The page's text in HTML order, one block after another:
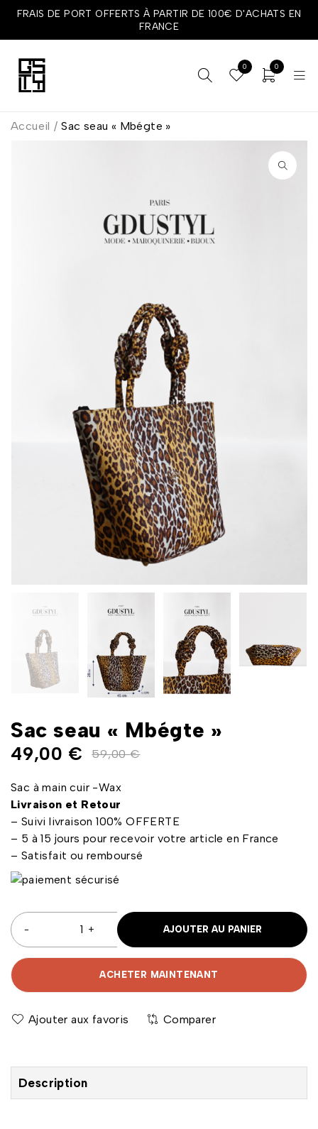
FRAIS DE PORT OFFERTS À PARTIR DE 100€ D'ACHATS EN
FRANCE
0 0
Accueil / Sac seau « Mbégte »
Sac seau « Mbégte »
59,00€
49,00 €
Sac à main cuir -Wax
Livraison et Retour
– Suivi livraison 100% OFFERTE
– 5 à 15 jours pour recevoir votre article en France
– Satisfait ou remboursé
AJOUTER AU PANIER
ACHETER MAINTENANT
Comparer
Description